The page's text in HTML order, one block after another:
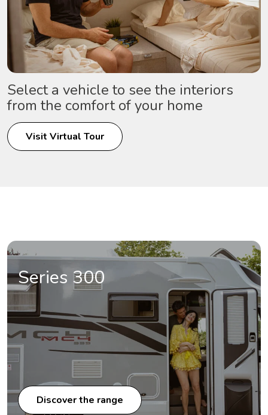
Select a vehicle to see the interiors
from the comfort of your home
Visit Virtual Tour
Series 300
Discover the range